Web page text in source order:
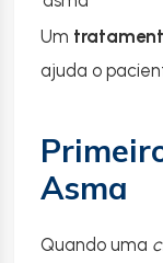
Um
ajuda o
Asma
Quando uma